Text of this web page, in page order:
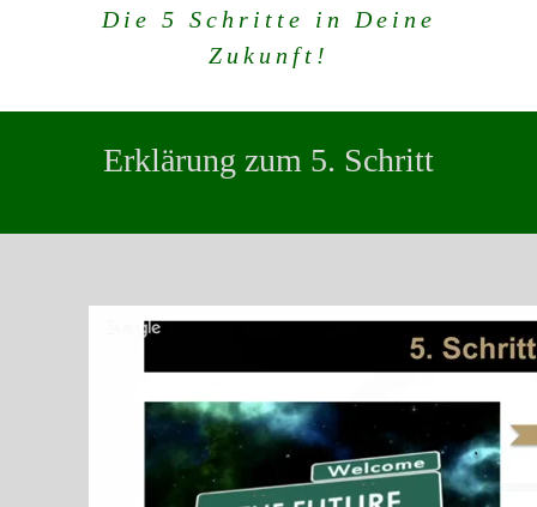
Die 5 Schritte in Deine
Zukunft !
Erklärung zum 5. Schritt